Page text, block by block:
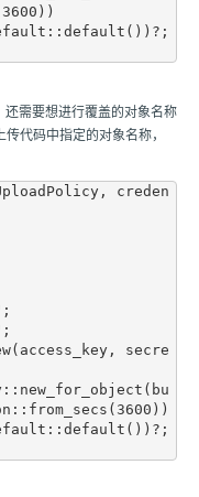
需要想进行覆盖的对象名称
代码中指定的对象名称，
creden
secre